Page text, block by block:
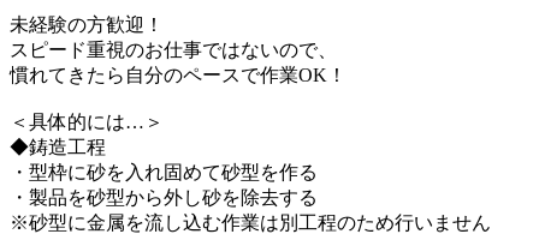
未経験の方歓迎！
スピード重視のお仕事ではないので、
慣れてきたら自分のペースで作業OK！
＜具体的には…＞
◆鋳造工程
・型枠に砂を入れ固めて砂型を作る
・製品を砂型から外し砂を除去する
※砂型に金属を流し込む作業は別工程のため行いません